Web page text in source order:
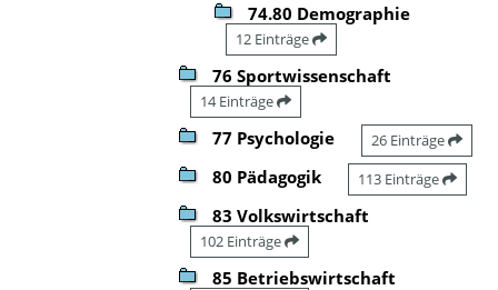
74.80 Demographie
12 Einträge
76 Sportwissenschaft
14 Einträge
77 Psychologie 26 Einträge
80 Pädagogik 113 Einträge
83 Volkswirtschaft
102 Einträge
85 Betriebswirtschaft